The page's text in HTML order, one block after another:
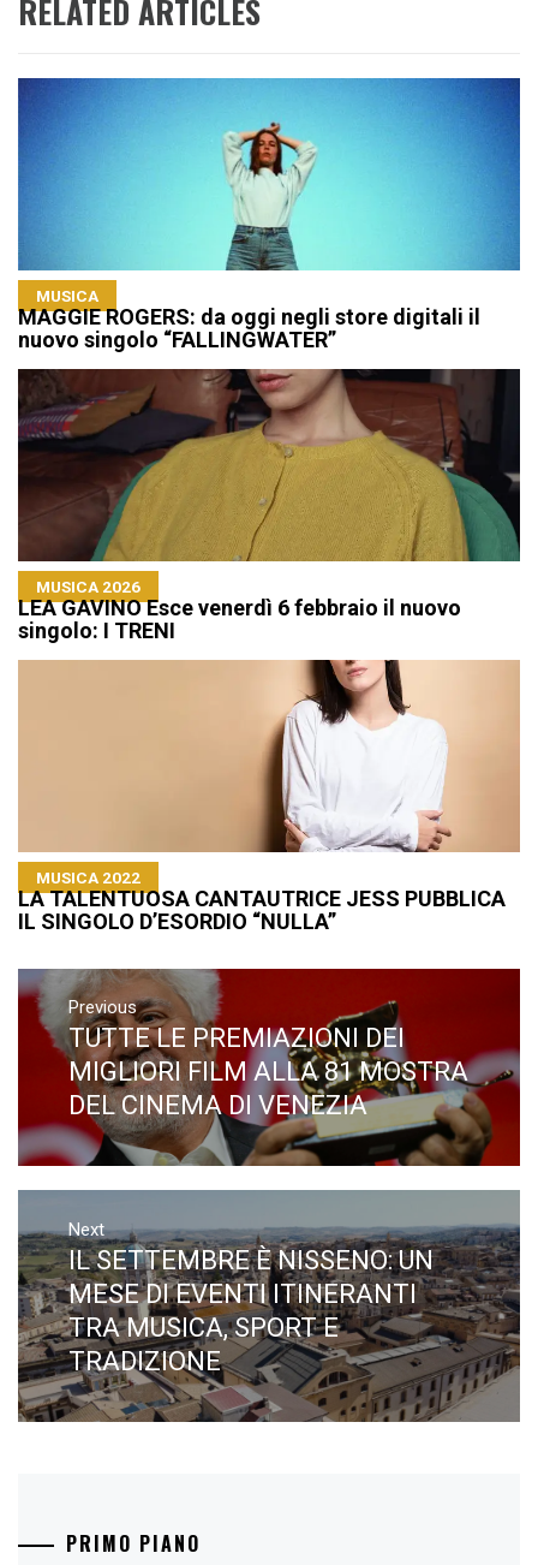
RELATED ARTICLES
MUSICA
MAGGIE ROGERS: da oggi negli store digitali il
nuovo singolo “FALLINGWATER”
MUSICA 2026
LEA GAVINO Esce venerdì 6 febbraio il nuovo
singolo: I TRENI
MUSICA 2022
LA TALENTUOSA CANTAUTRICE JESS PUBBLICA
IL SINGOLO D’ESORDIO “NULLA”
Navigazione
articoli
Previous
Previous
post:
TUTTE LE PREMIAZIONI DEI
MIGLIORI FILM ALLA 81 MOSTRA
DEL CINEMA DI VENEZIA
Next
Next
post:
IL SETTEMBRE È NISSENO: UN
MESE DI EVENTI ITINERANTI
TRA MUSICA, SPORT E
TRADIZIONE
PRIMO PIANO